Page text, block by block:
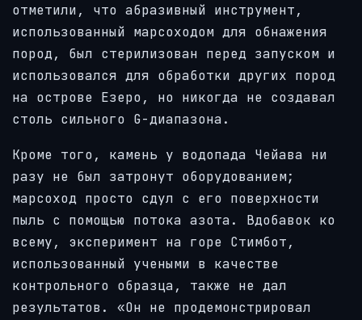
отметили, что абразивный инструмент,
использованный марсоходом для обнажения
пород, был стерилизован перед запуском и
использовался для обработки других пород
на острове Езеро, но никогда не создавал
столь сильного G-диапазона.
Кроме того, камень у водопада Чейава ни
разу не был затронут оборудованием;
марсоход просто сдул с его поверхности
пыль с помощью потока азота. Вдобавок ко
всему, эксперимент на горе Стимбот,
использованный учеными в качестве
контрольного образца, также не дал
результатов. «Он не продемонстрировал